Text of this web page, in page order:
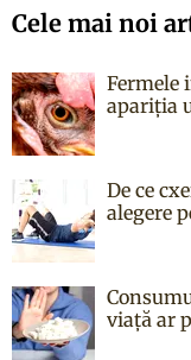
Cele mai noi
Fermele
apariția
De ce
alegere
viață ar